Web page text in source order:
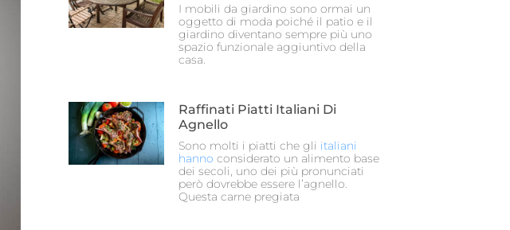
I mobili da giardino sono ormai un
oggetto di moda poiché il patio e il
giardino diventano sempre più uno
spazio funzionale aggiuntivo della
casa.
Raffinati Piatti Italiani Di
Agnello
Sono molti i piatti che gli italiani
hanno considerato un alimento base
dei secoli, uno dei più pronunciati
però dovrebbe essere l’agnello.
Questa carne pregiata